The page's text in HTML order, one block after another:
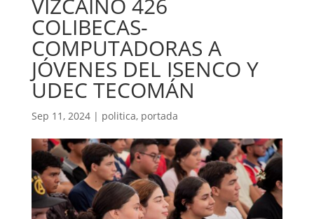
VIZCAÍNO 426
COLIBECAS-
COMPUTADORAS A
JÓVENES DEL ISENCO Y
UDEC TECOMÁN
Sep 11, 2024| politica, portada